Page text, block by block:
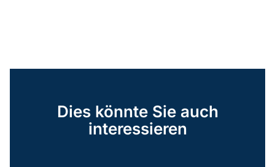
Dies könnte Sie auch
interessieren